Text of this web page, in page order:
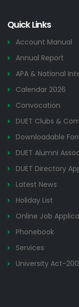
Quick Links
Account Manual
Annual Report
APA & National
Calendar 2026
Convocation
DUET Clubs &
Downloadable
DUET Alumni
DUET Directory
Latest News
Holiday List
Online Job
Phonebook
Services
University Act-